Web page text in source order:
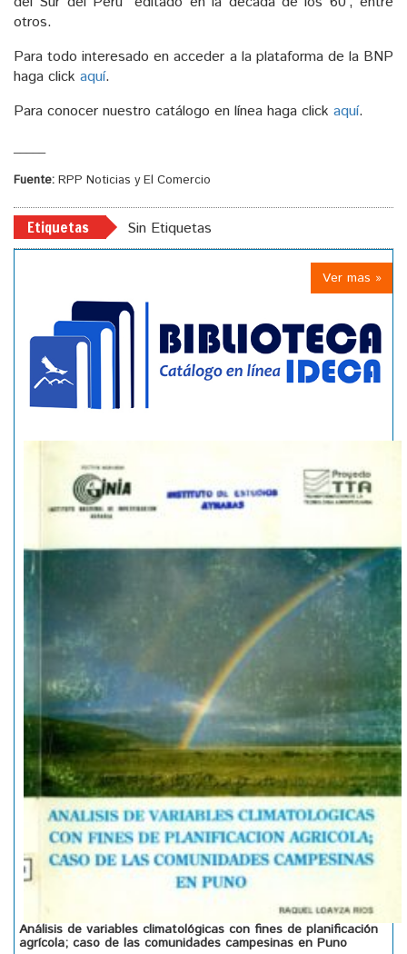
otros.
Para todo interesado en acceder a la plataforma de la BNP
haga click aquí.
Para conocer nuestro catálogo en línea haga click aquí.
Fuente: RPP Noticias y El Comercio
Etiquetas Sin Etiquetas
Ver mas »
Análisis de variables climatológicas con fines de planificación
agrícola; caso de las comunidades campesinas en Puno